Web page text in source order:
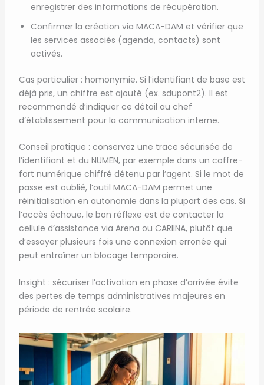
enregistrer des informations de récupération.
Confirmer la création via MACA-DAM et vérifier que
les services associés (agenda, contacts) sont
activés.
Cas particulier : homonymie. Si l’identifiant de base est
déjà pris, un chiffre est ajouté (ex. sdupont2). Il est
recommandé d’indiquer ce détail au chef
d’établissement pour la communication interne.
Conseil pratique : conservez une trace sécurisée de
l’identifiant et du NUMEN, par exemple dans un coffre-
fort numérique chiffré détenu par l’agent. Si le mot de
passe est oublié, l’outil MACA-DAM permet une
réinitialisation en autonomie dans la plupart des cas. Si
l’accès échoue, le bon réflexe est de contacter la
cellule d’assistance via Arena ou CARIINA, plutôt que
d’essayer plusieurs fois une connexion erronée qui
peut entraîner un blocage temporaire.
Insight : sécuriser l’activation en phase d’arrivée évite
des pertes de temps administratives majeures en
période de rentrée scolaire.